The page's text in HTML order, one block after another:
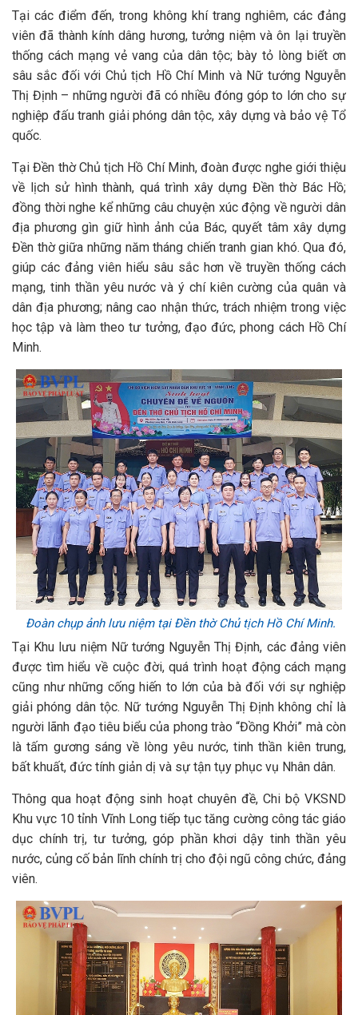
Tại các điểm đến, trong không khí trang nghiêm, các đảng
viên đã thành kính dâng hương, tưởng niệm và ôn lại truyền
thống cách mạng vẻ vang của dân tộc; bày tỏ lòng biết ơn
sâu sắc đối với Chủ tịch Hồ Chí Minh và Nữ tướng Nguyễn
Thị Định – những người đã có nhiều đóng góp to lớn cho sự
nghiệp đấu tranh giải phóng dân tộc, xây dựng và bảo vệ Tổ
quốc.
Tại Đền thờ Chủ tịch Hồ Chí Minh, đoàn được nghe giới thiệu
về lịch sử hình thành, quá trình xây dựng Đền thờ Bác Hồ;
đồng thời nghe kể những câu chuyện xúc động về người dân
địa phương gìn giữ hình ảnh của Bác, quyết tâm xây dựng
Đền thờ giữa những năm tháng chiến tranh gian khó. Qua đó,
giúp các đảng viên hiểu sâu sắc hơn về truyền thống cách
mạng, tinh thần yêu nước và ý chí kiên cường của quân và
dân địa phương; nâng cao nhận thức, trách nhiệm trong việc
học tập và làm theo tư tưởng, đạo đức, phong cách Hồ Chí
Minh.
Đoàn chụp ảnh lưu niệm tại Đền thờ Chủ tịch Hồ Chí Minh.
Tại Khu lưu niệm Nữ tướng Nguyễn Thị Định, các đảng viên
được tìm hiểu về cuộc đời, quá trình hoạt động cách mạng
cũng như những cống hiến to lớn của bà đối với sự nghiệp
giải phóng dân tộc. Nữ tướng Nguyễn Thị Định không chỉ là
người lãnh đạo tiêu biểu của phong trào “Đồng Khởi” mà còn
là tấm gương sáng về lòng yêu nước, tinh thần kiên trung,
bất khuất, đức tính giản dị và sự tận tụy phục vụ Nhân dân.
Thông qua hoạt động sinh hoạt chuyên đề, Chi bộ VKSND
Khu vực 10 tỉnh Vĩnh Long tiếp tục tăng cường công tác giáo
dục chính trị, tư tưởng, góp phần khơi dậy tinh thần yêu
nước, củng cố bản lĩnh chính trị cho đội ngũ công chức, đảng
viên.